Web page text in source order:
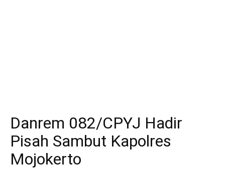
Danrem 082/CPYJ Hadir
Pisah Sambut Kapolres
Mojokerto